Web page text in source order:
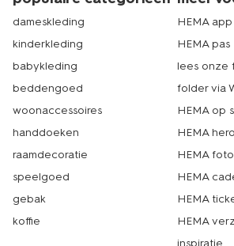
dameskleding
kinderkleding
babykleding
beddengoed
woonaccessoires
handdoeken
raamdecoratie
speelgoed
gebak
koffie
HEMA app
HEMA pas
lees onze
folder via
HEMA op
HEMA
HEMA
HEMA
HEMA
HEMA
inspiratie